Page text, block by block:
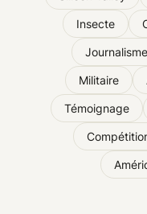
Insecte
Journalisme
Militaire
Témoignage